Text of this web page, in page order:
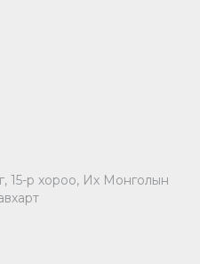
15-р хороо, Их Монголын